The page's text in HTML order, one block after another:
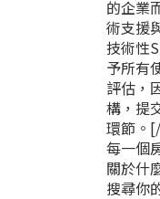
的企業
術支援
技術性
予所有
評估，
構，提
環節。
每一個
關於什
搜尋你